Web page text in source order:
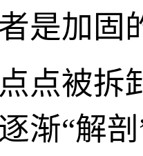
是加固
点被拆
渐“解